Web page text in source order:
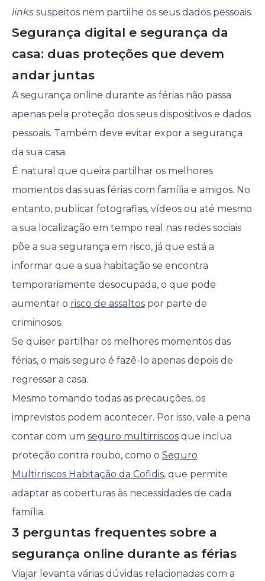
linkssuspeitos nem partilhe os seus dados pessoais.
Segurança digital e segurança da
casa: duas proteções que devem
andar juntas
A segurança online durante as férias não passa
apenas pela proteção dos seus dispositivos e dados
pessoais. Também deve evitar expor a segurança
da sua casa.
É natural que queira partilhar os melhores
momentos das suas férias com família e amigos. No
entanto, publicar fotografias, vídeos ou até mesmo
a sua localização em tempo real nas redes sociais
põe a sua segurança em risco, já que está a
informar que a sua habitação se encontra
temporariamente desocupada, o que pode
aumentar o risco de assaltospor parte de
criminosos.
Se quiser partilhar os melhores momentos das
férias, o mais seguro é fazê-lo apenas depois de
regressar a casa.
Mesmo tomando todas as precauções, os
imprevistos podem acontecer. Por isso, vale a pena
contar com um seguro multirriscosque inclua
proteção contra roubo, como o Seguro
Multirriscos Habitação da Cofidis, que permite
adaptar as coberturas às necessidades de cada
família.
3 perguntas frequentes sobre a
segurança online durante as férias
Viajar levanta várias dúvidas relacionadas com a